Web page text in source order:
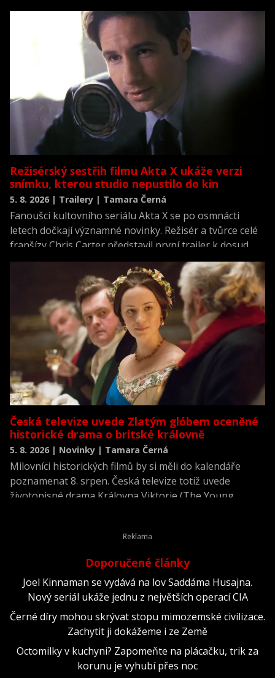
novodobých dějin.
Režisérský sestřih filmu Akta X ukáže verzi
snímku, kterou studio nepustilo do kin
5. 8. 2026 | Trailery | Tamara Černá
Fanoušci kultovního seriálu Akta X se po osmnácti
letech dočkají významné novinky. Režisér a tvůrce celé
franšízy Chris Carter představil první trailer k dosud
neviděné režisérské verzi filmu Akta X: Chci uvěřit.
Česká televize uvede Zlatým glóbem oceněné
historické drama o britské královně
5. 8. 2026 | Novinky | Tamara Černá
Milovníci historických filmů by si měli do kalendáře
poznamenat 8. srpen. Česká televize totiž uvede
životopisné drama Královna Viktorie (The Young
Doporučené články
Joel Kinnaman se vydává na lov Saddáma Husajna.
Nový seriál ukáže jednu z největších operací CIA
Černé díry mohou skrývat stopu mimozemské civilizace.
Zachytit ji dokážeme i ze Země
Octomilky v kuchyni? Zapomeňte na plácačku, trik za
korunu je vyhubí přes noc